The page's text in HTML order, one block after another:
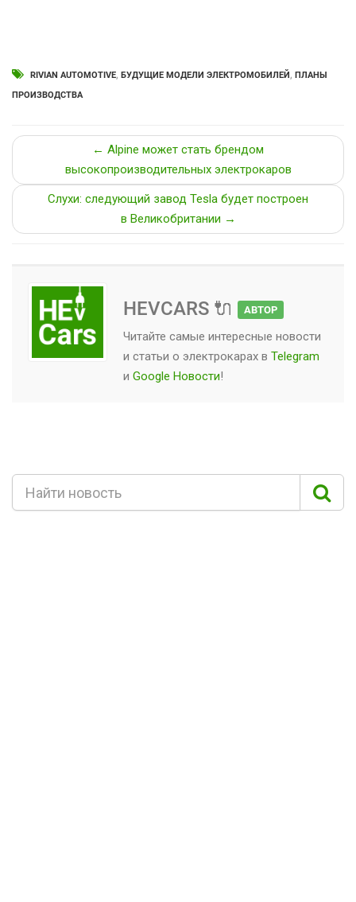
RIVIAN AUTOMOTIVE, БУДУЩИЕ МОДЕЛИ ЭЛЕКТРОМОБИЛЕЙ, ПЛАНЫ
ПРОИЗВОДСТВА
← Alpine может стать брендом
высокопроизводительных электрокаров
Слухи: следующий завод Tesla будет построен
в Великобритании →
HEVCARS 🔌 АВТОР
Читайте самые интересные новости
и статьи о электрокарах в Telegram
и Google Новости!